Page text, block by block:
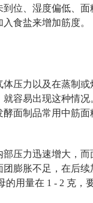
位、湿度偏低、
食盐来增加筋度。
压力以及在蒸制
容易出现这种情
面制品常用中筋面
压力迅速增大，
膨胀不足，在后
的用量在 1 - 2 克，